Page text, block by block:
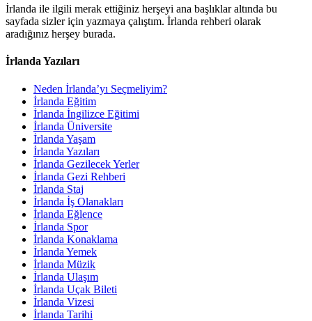
İrlanda ile ilgili merak ettiğiniz herşeyi ana başlıklar altında bu
sayfada sizler için yazmaya çalıştım. İrlanda rehberi olarak
aradığınız herşey burada.
İrlanda Yazıları
Neden İrlanda’yı Seçmeliyim?
İrlanda Eğitim
İrlanda İngilizce Eğitimi
İrlanda Üniversite
İrlanda Yaşam
İrlanda Yazıları
İrlanda Gezilecek Yerler
İrlanda Gezi Rehberi
İrlanda Staj
İrlanda İş Olanakları
İrlanda Eğlence
İrlanda Spor
İrlanda Konaklama
İrlanda Yemek
İrlanda Müzik
İrlanda Ulaşım
İrlanda Uçak Bileti
İrlanda Vizesi
İrlanda Tarihi